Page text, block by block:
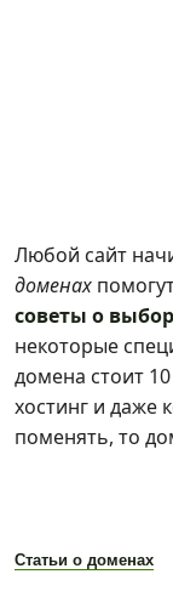
Любой сайт
доменах
советы о
некоторые
домена стоит
хостинг и даже
поменять, то
Статьи о доменах